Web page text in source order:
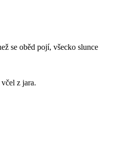
se oběd pojí, všecko slunce
z jara.